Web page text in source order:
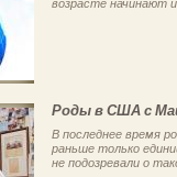
Роды в США с
В последнее время
раньше только
не подозревали о